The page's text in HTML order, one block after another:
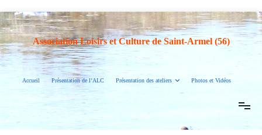
Association Loisirs et Culture de Saint-Armel (56)
Accueil Présentation de l’ALC Présentation des ateliers Photos et Vidéos